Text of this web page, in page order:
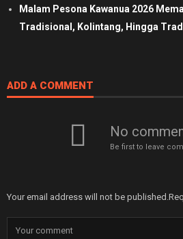
Malam Pesona Kawanua 2026
Tradisional, Kolintang, Hingga
ADD A COMMENT
No
Be first to leave
Your email address will not be published.